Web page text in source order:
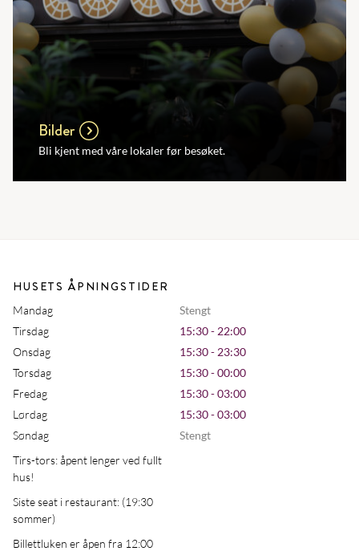
Bilder
Bli kjent med våre lokaler før besøket.
HUSETS ÅPNINGSTIDER
Mandag
Stengt
Tirsdag
15:30 - 22:00
Onsdag
15:30 - 23:30
Torsdag
15:30 - 00:00
Fredag
15:30 - 03:00
Lørdag
15:30 - 03:00
Søndag
Stengt
Tirs-tors: åpent lenger ved fullt
hus!
Siste seat i restaurant: (19:30
sommer)
Billettluken er åpen fra 12:00